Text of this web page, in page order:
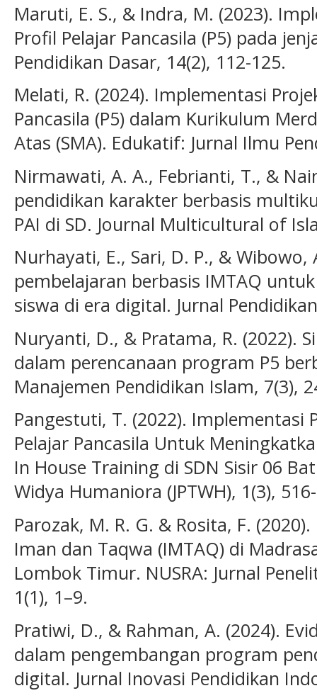
Maruti, E. S., & Indra, M. (2023).
Profil Pelajar Pancasila (P5) pada
Pendidikan Dasar, 14(2), 112-125.
Melati, R. (2024). Implementasi
Pancasila (P5) dalam Kurikulum
Atas (SMA). Edukatif: Jurnal Ilmu
Nirmawati, A. A., Febrianti, T., &
pendidikan karakter berbasis
PAI di SD. Journal Multicultural of
Nurhayati, E., Sari, D. P., & Wibowo,
pembelajaran berbasis IMTAQ
siswa di era digital. Jurnal
Nuryanti, D., & Pratama, R. (2022).
dalam perencanaan program P5
Manajemen Pendidikan Islam, 7(3),
Pangestuti, T. (2022). Implementasi
Pelajar Pancasila Untuk
In House Training di SDN Sisir 06
Widya Humaniora (JPTWH), 1(3),
Parozak, M. R. G. & Rosita, F.
Iman dan Taqwa (IMTAQ) di
Lombok Timur. NUSRA: Jurnal
1(1), 1–9.
Pratiwi, D., & Rahman, A. (2024).
dalam pengembangan program
digital. Jurnal Inovasi Pendidikan